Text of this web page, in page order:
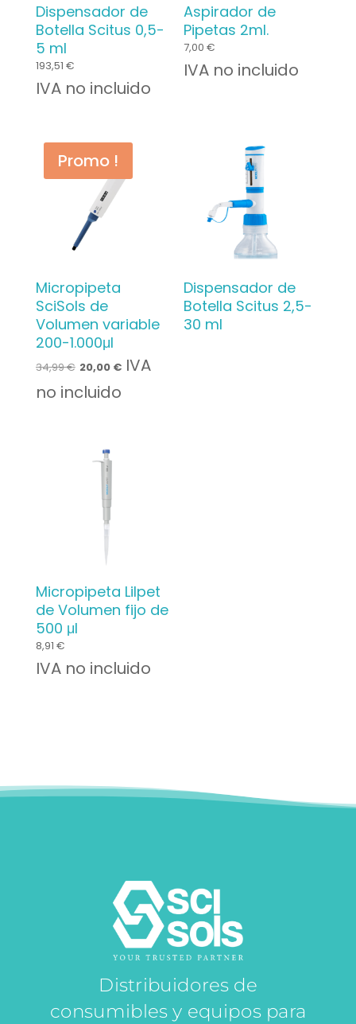
Dispensador de
Botella Scitus 0,5-
5 ml
193,51 €
IVA no incluido
Aspirador de
Pipetas 2ml.
7,00€
IVA no incluido
Promo !
Micropipeta
SciSols de
Volumen variable
200-1.000μl
34,99€ Le
prix
était :
34,99 €.
20,00 €Le
prix
IVA
no incluido
Dispensador de
Botella Scitus 2,5-
30 ml
Micropipeta Lilpet
de Volumen fijo de
500 μl
8,91 €
IVA no incluido
Distribuidores de
consumibles y equipos para